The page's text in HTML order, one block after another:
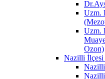
Uzm.
Uzm.
Ozon)
Nazilli
Nazilli